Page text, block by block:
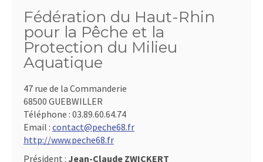
Fédération du Haut-Rhin
pour la Pêche et la
Protection du Milieu
Aquatique
47 rue de la Commanderie
68500 GUEBWILLER
Téléphone : 03.89.60.64.74
Email : contact@peche68.fr
http://www.peche68.fr
Président : Jean-Claude ZWICKERT